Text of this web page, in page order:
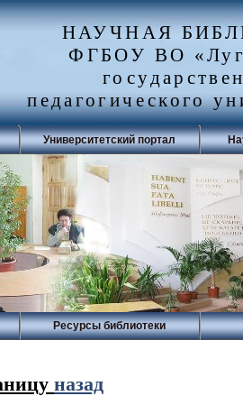
НАУЧНАЯ
ФГБОУ ВО
педагогического
Университетский портал
Ресурсы библиотеки
назад